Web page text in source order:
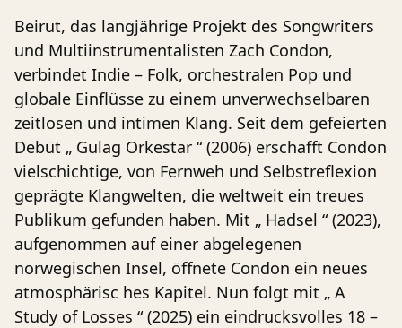
Beirut, das langjährige Projekt des Songwriters
und Multiinstrumentalisten Zach Condon,
verbindet Indie – Folk, orchestralen Pop und
globale Einflüsse zu einem unverwechselbaren
zeitlosen und intimen Klang. Seit dem gefeierten
Debüt „ Gulag Orkestar “ (2006) erschafft Condon
vielschichtige, von Fernweh und Selbstreflexion
geprägte Klangwelten, die weltweit ein treues
Publikum gefunden haben. Mit „ Hadsel “ (2023),
aufgenommen auf einer abgelegenen
norwegischen Insel, öffnete Condon ein neues
atmosphärisc hes Kapitel. Nun folgt mit „ A
Study of Losses “ (2025) ein eindrucksvolles 18 –